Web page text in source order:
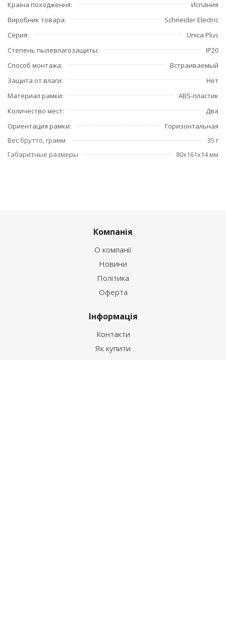
Країна походження
Испания
Виробник товара
Schneider Electric
Серия
Unica Plus
Степень пылевлагозащиты
IP20
Способ монтажа
Встраиваемый
Защита от влаги
Нет
Материал рамки
ABS-пластик
Количество мест
Два
Ориентация рамки
Горизонтальная
Вес брутто, грамм
35 г
Габаритные размеры
80x161x14 мм
Компанія
О компанії
Новини
Політика
Оферта
Інформація
Контакти
Як купити